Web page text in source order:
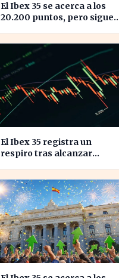
El Ibex 35 se acerca a los
20.200 puntos, pero sigue
El Ibex 35 registra un
respiro tras alcanzar